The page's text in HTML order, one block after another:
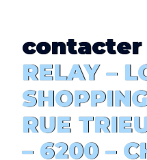
contacter
RELAY –
RUE
– 6200 –